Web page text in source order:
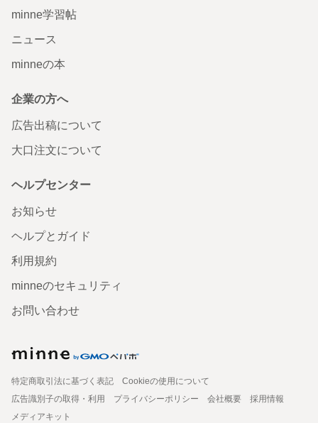
minne学習帖
ニュース
minneの本
企業の方へ
広告出稿について
大口注文について
ヘルプセンター
お知らせ
ヘルプとガイド
利用規約
minneのセキュリティ
お問い合わせ
特定商取引法に基づく表記
Cookieの使用について
広告識別子の取得・利用
プライバシーポリシー 会社概要
採用情報
メディアキット